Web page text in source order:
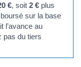
€, soit2 € plus
sur la base
l’avance au
pas du tiers